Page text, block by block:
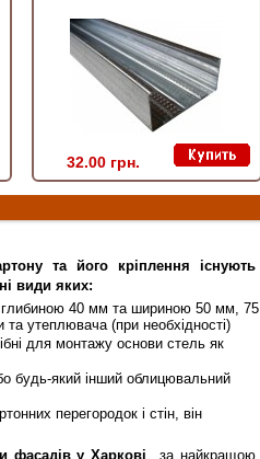
32.00 грн.
та його кріплення існують
види яких:
40 мм та шириною 50 мм, 75
утеплювача (при необхідності)
для монтажу основи стель як
будь-який інший облицювальний
перегородок і стін, він
фасадів у Харкові за найкращою